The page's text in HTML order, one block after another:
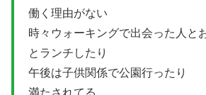
働く理由がない
時々ウォーキングで出会った人と
とランチしたり
午後は子供関係で公園行ったり
満たされてる